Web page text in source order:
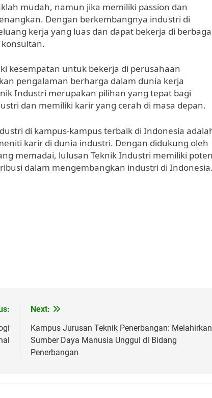
mudah, namun jika memiliki passion dan
Dengan berkembangnya industri di
kerja yang luas dan dapat bekerja di
kesempatan untuk bekerja di perusahaan
pengalaman berharga dalam dunia kerja
Industri merupakan pilihan yang tepat bagi
dan memiliki karir yang cerah di masa depan.
di kampus-kampus terbaik di Indonesia
karir di dunia industri. Dengan didukung oleh
memadai, lulusan Teknik Industri memiliki
dalam mengembangkan industri di Indonesia.
Next:
Kampus Jurusan Teknik Penerbangan: Melahirkan
Sumber Daya Manusia Unggul di Bidang
Penerbangan